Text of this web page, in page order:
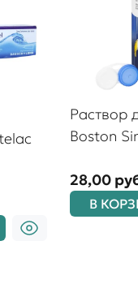
Раствор
Boston
28,00
В